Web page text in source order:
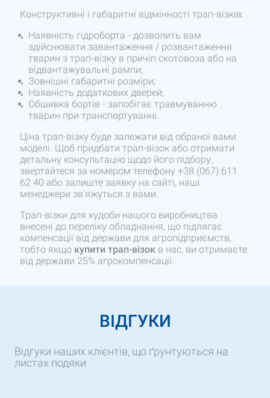
Конструктивні і габаритні відмінності трап-візків:
Наявність гідроборта - дозволить вам
здійснювати завантаження / розвантаження
тварин з трап-візку в причіп скотовоза або на
відвантажувальні рампи;
Зовнішні габаритні розміри;
Наявність додаткових дверей;
Обшивка бортів - запобігає травмуванню
тварин при транспортуванні.
Ціна трап-візку буде залежати від обраної вами
моделі. Щоб придбати трап-візок або отримати
детальну консультацію щодо його підбору,
звертайтеся за номером телефону +38 (067) 611
62 40 або залиште заявку на сайті, наші
менеджери зв'яжуться з вами.
Трап-візки для худоби нашого виробництва
внесені до переліку обладнання, що підлягає
компенсації від держави для агропідприємств,
тобто якщо купититрап-візок в нас, ви отримаєте
від держави 25% агрокомпенсації.
ВІДГУКИ
Відгуки наших клієнтів, що ґрунтуються на
листах подяки